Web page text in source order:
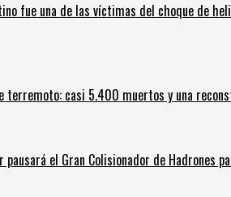
fue una de las víctimas del choque de
terremoto: casi 5.400 muertos y una
pausará el Gran Colisionador de